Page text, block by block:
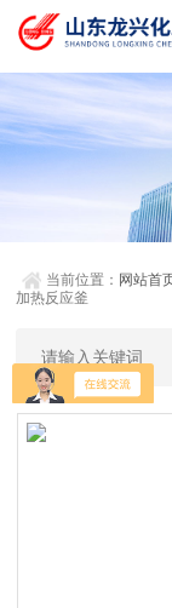
当前位置： 网站首
加热反应釜